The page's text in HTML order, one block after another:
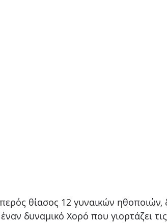
θίασος 12 γυναικών ηθοποιών,
δυναμικό Χορό που γιορτάζει